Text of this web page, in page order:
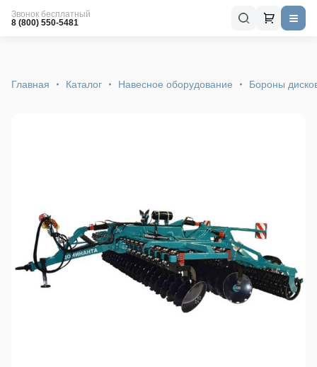
Звонок бесплатный
8 (800) 550-5481
Главная Каталог Навесное оборудование Бороны